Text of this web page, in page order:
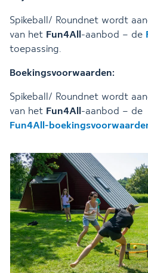
Spikeball/ Roundnet wordt
van het Fun4All -aanbod – de
toepassing.
Boekingsvoorwaarden:
Spikeball/ Roundnet wordt
van het Fun4All -aanbod – de
Fun4All-